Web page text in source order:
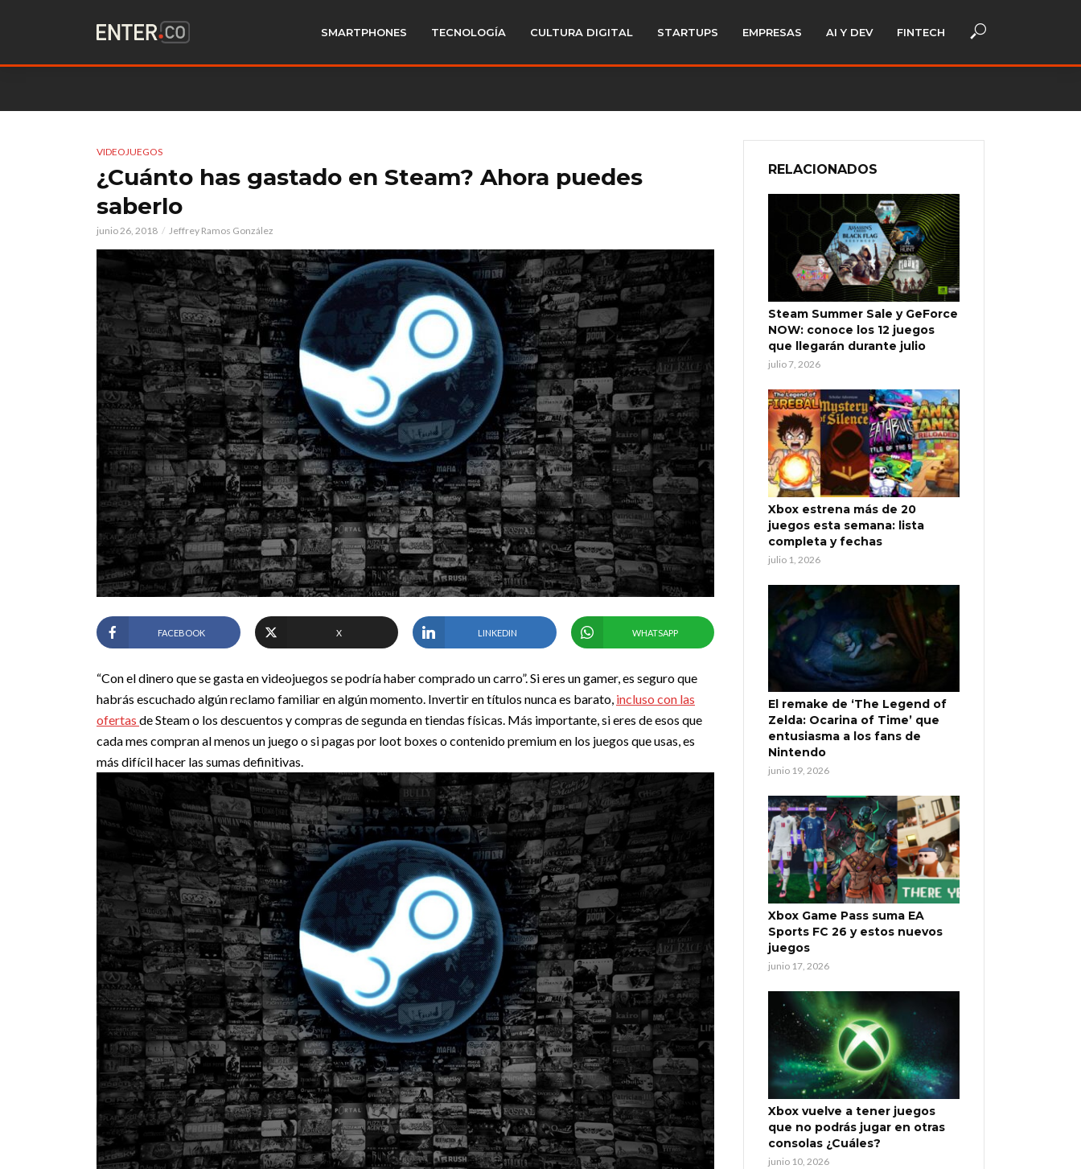
SMARTPHONES TECNOLOGÍA CULTURA DIGITAL STARTUPS EMPRESAS AI Y DEV FINTECH
VIDEOJUEGOS
¿Cuánto has gastado en Steam? Ahora puedes
saberlo
junio 26, 2018 Jeffrey Ramos González
FACEBOOK X LINKEDIN WHATSAPP
“Con el dinero que se gasta en videojuegos se podría haber comprado un carro”. Si eres un gamer, es seguro que
habrás escuchado algún reclamo familiar en algún momento. Invertir en títulos nunca es barato, incluso con las
ofertas de Steam o los descuentos y compras de segunda en tiendas físicas. Más importante, si eres de esos que
cada mes compran al menos un juego o si pagas por loot boxes o contenido premium en los juegos que usas, es
más difícil hacer las sumas definitivas.
RELACIONADOS
Steam Summer Sale y GeForce
NOW: conoce los 12 juegos
que llegarán durante julio
julio 7, 2026
Xbox estrena más de 20
juegos esta semana: lista
completa y fechas
julio 1, 2026
El remake de ‘The Legend of
Zelda: Ocarina of Time’ que
entusiasma a los fans de
Nintendo
junio 19, 2026
Xbox Game Pass suma EA
Sports FC 26 y estos nuevos
juegos
junio 17, 2026
Xbox vuelve a tener juegos
que no podrás jugar en otras
consolas ¿Cuáles?
junio 10, 2026